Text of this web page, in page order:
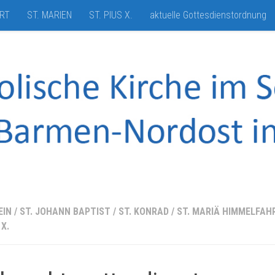
ST. MARIEN ST. PIUS X. aktuelle Gottesdienstordnung
/ ST. JOHANN BAPTIST / ST. KONRAD / ST. MARIÄ